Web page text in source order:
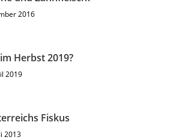
2016
Herbst 2019?
2019
Fiskus
2013